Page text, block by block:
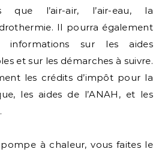
que l’air-air, l’air-eau, la
Il pourra également
informations sur les aides
et sur les démarches à suivre.
les crédits d’impôt pour la
les aides de l’ANAH, et les
à chaleur, vous faites le